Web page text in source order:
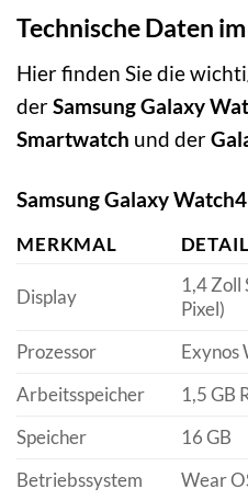
Technische Daten
Hier finden Sie die
derSamsung Galaxy
Smartwatch und der
Samsung Galaxy
MERKMAL
Display
1,4 Zoll
Pixel)
Prozessor
Exynos
Arbeitsspeicher
1,5 GB
Speicher
16 GB
Betriebssystem
Wear